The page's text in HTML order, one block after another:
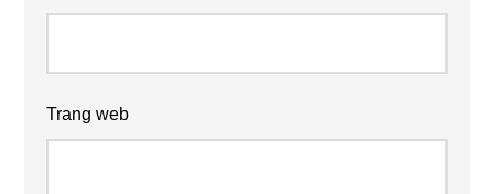
Trang web